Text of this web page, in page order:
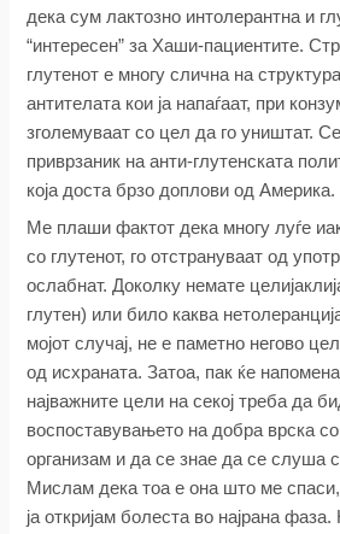
дека сум лактозно интолерантна и
“интересен” за Хаши-пациентите.
глутенот е многу слична на
антителата кои ја напаѓаат, при
зголемуваат со цел да го уништат.
приврзаник на анти-глутенската
која доста брзо доплови од Америка.
Ме плаши фактот дека многу луѓе
со глутенот, го отстрануваат од
ослабнат. Доколку немате
глутен) или било каква
мојот случај, не е паметно негово
од исхраната. Затоа, пак ќе
најважните цели на секој треба да
воспоставувањето на добра врска
организам и да се знае да се слуша
Мислам дека тоа е она што ме
ја откријам болеста во најрана